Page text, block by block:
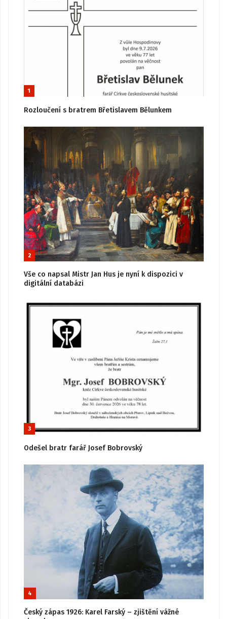
1
Rozloučení s bratrem Břetislavem Bělunkem
2
Vše co napsal Mistr Jan Hus je nyní k dispozici v
digitální databázi
3
Odešel bratr farář Josef Bobrovský
4
Český zápas 1926: Karel Farský – zjištění vážné